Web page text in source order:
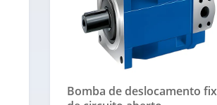
Bomba de deslocamento